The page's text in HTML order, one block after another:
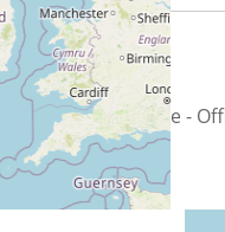
Paolo - Reware -